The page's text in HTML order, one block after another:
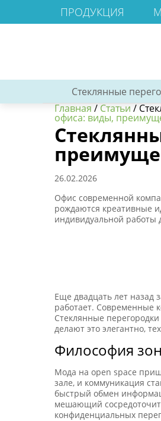
ПРОДУКЦИЯ
Стеклянные
Главная / Статьи /
офиса: виды,
26.02.2026
Офис современной
рождаются креативные
индивидуальной работы
Еще двадцать лет назад
работает. Современные
Стеклянные
делают это элегантно,
Философия
Мода на open space
зале, и коммуникация
быстрый обмен
мешающий
конфиденциальных